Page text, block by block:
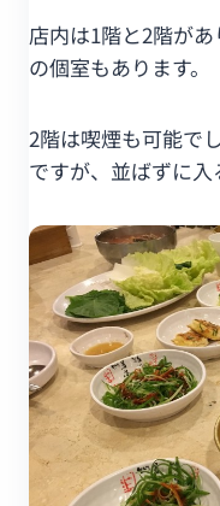
店内は1階と2階が
の個室もあります。
2階は喫煙も可能で
ですが、並ばずに入